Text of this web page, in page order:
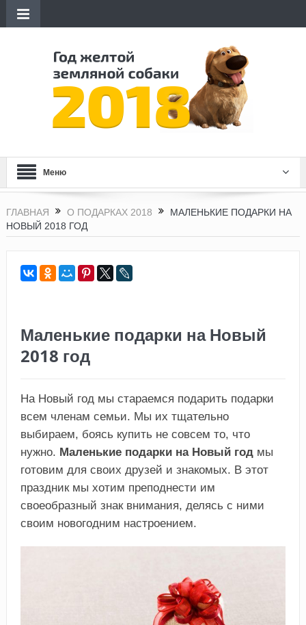
Меню
ГЛАВНАЯ О ПОДАРКАХ 2018
МАЛЕНЬКИЕ ПОДАРКИ НА
НОВЫЙ 2018 ГОД
Маленькие подарки на Новый
2018 год
На Новый год мы стараемся подарить подарки
всем членам семьи. Мы их тщательно
выбираем, боясь купить не совсем то, что
нужно. Маленькие подарки на Новый годмы
готовим для своих друзей и знакомых. В этот
праздник мы хотим преподнести им
своеобразный знак внимания, делясь с ними
своим новогодним настроением.